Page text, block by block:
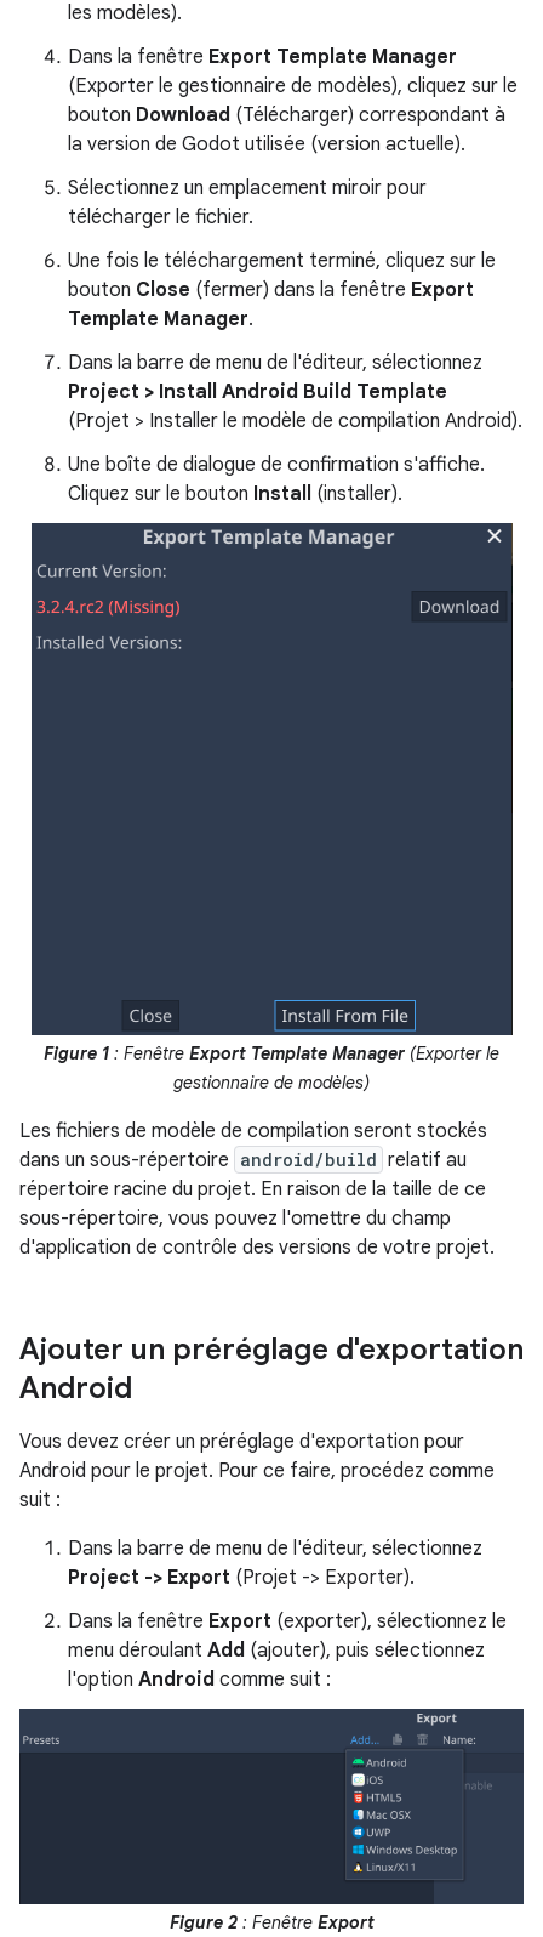
les modèles).
Dans la fenêtre Export Template Manager
(Exporter le gestionnaire de modèles), cliquez sur le
bouton Download (Télécharger) correspondant à
la version de Godot utilisée (version actuelle).
Sélectionnez un emplacement miroir pour
télécharger le fichier.
Une fois le téléchargement terminé, cliquez sur le
bouton Close (fermer) dans la fenêtre Export
Template Manager.
Dans la barre de menu de l'éditeur, sélectionnez
Project > Install Android Build Template
(Projet > Installer le modèle de compilation Android).
Une boîte de dialogue de confirmation s'affiche.
Cliquez sur le bouton Install (installer).
Figure 1 : Fenêtre Export Template Manager (Exporter le
gestionnaire de modèles)
Les fichiers de modèle de compilation seront stockés
dans un sous-répertoire android/build relatif au
répertoire racine du projet. En raison de la taille de ce
sous-répertoire, vous pouvez l'omettre du champ
d'application de contrôle des versions de votre projet.
Ajouter un préréglage d'exportation
Android
Vous devez créer un préréglage d'exportation pour
Android pour le projet. Pour ce faire, procédez comme
suit :
Dans la barre de menu de l'éditeur, sélectionnez
Project -> Export (Projet -> Exporter).
Dans la fenêtre Export (exporter), sélectionnez le
menu déroulant Add (ajouter), puis sélectionnez
l'option Android comme suit :
Figure 2: Fenêtre Export